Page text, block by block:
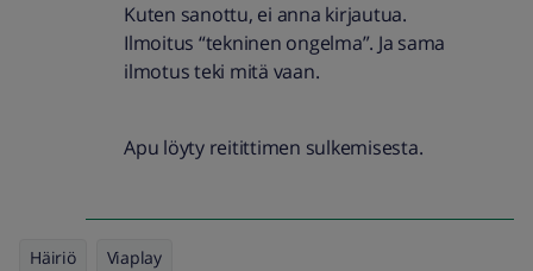
Kuten sanottu, ei anna kirjautua.
Ilmoitus “tekninen ongelma”. Ja sama
ilmotus teki mitä vaan.
Apu löyty reitittimen sulkemisesta.
Häiriö Viaplay